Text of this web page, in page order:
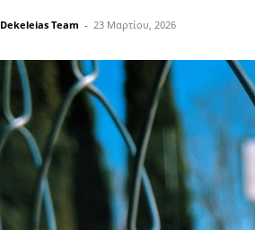
Dekeleias Team - 23 Μαρτίου, 2026